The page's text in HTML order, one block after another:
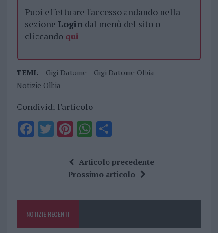
Puoi effettuare l'accesso andando nella
sezione Logindal menù del sito o
cliccando qui
TEMI: Gigi Datome
Gigi Datome Olbia
Notizie Olbia
Condividi l'articolo
F
o
k
T Pi
te
re
W
at
s
p
S
a
re
Articolo precedente
Prossimo articolo
NOTIZIE RECENTI